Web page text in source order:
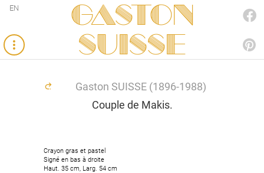
Gaston
SUISSE
EN
Gaston SUISSE (1896-1988)
Couple de Makis.
Crayon gras et pastel
Signé en bas à droite
Haut. 35 cm, Larg. 54 cm
Crayon gras et pastel
Signé en bas à droite
Haut. 35 cm, Larg. 54 cm